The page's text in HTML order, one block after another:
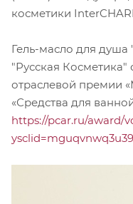
косметики
Гель-масло для
"Русская
отраслевой премии
«Средства для
https://pcar.ru/award/